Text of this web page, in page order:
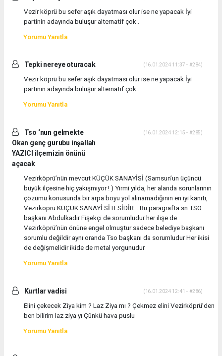
Vezir köprü bu sefer aşık dayatması olur ise ne yapacak İyi
partinin adayında buluşur alternatif çok .
Yorumu Yanıtla
Tepki nereye oturacak (16.01.2024 11:37 - #284)
Vezir köprü bu sefer aşık dayatması olur ise ne yapacak İyi
partinin adayında buluşur alternatif çok .
Yorumu Yanıtla
Tso ‘nun gelmekte
Okan genç gurubu inşallah
YAZICI ilçemizin önünü
açacak
(16.01.2024 12:15 - #285)
Vezirköprü’nün mevcut KÜÇÜK SANAYİSİ (Samsun’un üçüncü
büyük ilçesine hiç yakışmıyor ! ) Yirmi yılda, her alanda sorunlarının
çözümü konusunda bir arpa boyu yol alınamadığının en iyi kanıtı,
Vezirköprü KÜÇÜK SANAYİ SİTESİDİR… Bu paragrafta sn TSO
başkanı Abdulkadir Fişekçi de sorumludur her ilişe de
Vezirköprü’nün önüne engel olmuştur sadece belediye başkanı
sorumlu değildir aynı oranda Tso başkanı da sorumludur Her ikisi
de değişmelidir ikide de metal yorgunudur
Yorumu Yanıtla
Kurtlar vadisi (16.01.2024 12:41 - #286)
Elini çekecek Ziya kim ? Laz Ziya mı ? Çekmez elini Vezirköprü’den
ben bilirim laz ziya yı Çünkü hava puslu
Yorumu Yanıtla